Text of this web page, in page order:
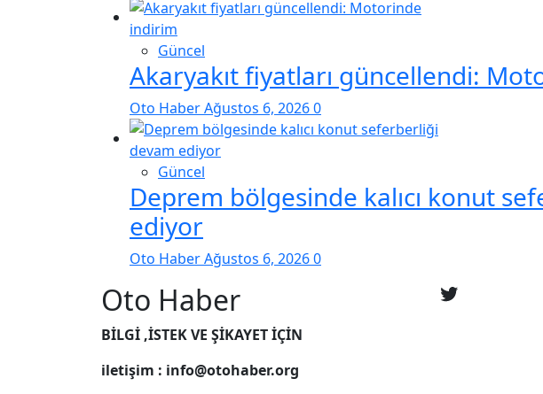
Güncel
Akaryakıt fiyatları güncellendi:
Oto HaberAğustos 6, 20260
Güncel
Deprem bölgesinde kalıcı konut
ediyor
Oto HaberAğustos 6, 20260
Oto Haber
BİLGİ ,İSTEK VE ŞİKAYET İÇİN
iletişim : info@otohaber.org